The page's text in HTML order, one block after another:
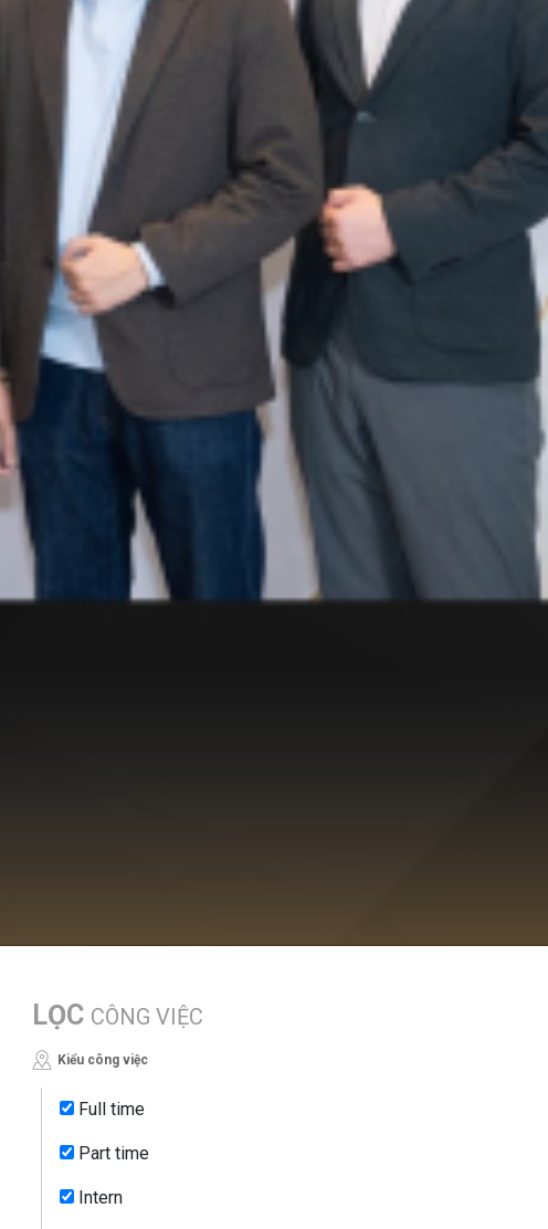
LỌC CÔNG VIỆC
Kiểu công việc
Full time
Part time
Intern